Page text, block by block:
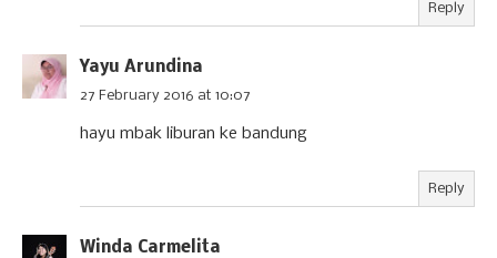
Reply
Yayu Arundina
27 February 2016 at 10:07
hayu mbak liburan ke bandung
Reply
Winda Carmelita